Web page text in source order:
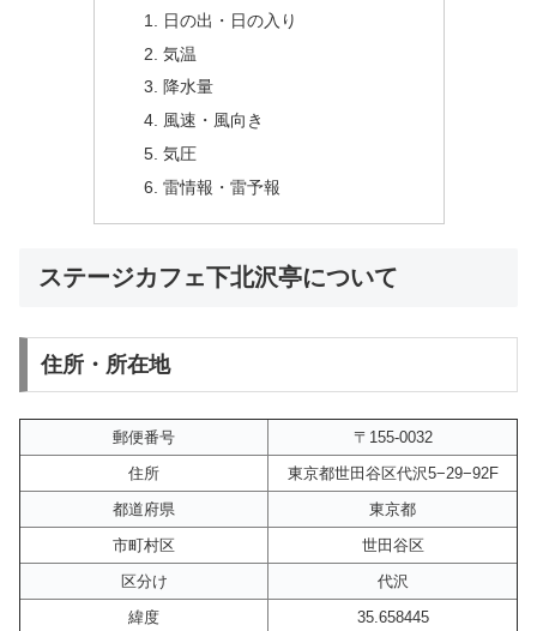
日の出・日の入り
気温
降水量
風速・風向き
気圧
雷情報・雷予報
ステージカフェ下北沢亭について
住所・所在地
郵便番号
〒155-0032
住所
東京都世田谷区代沢5−29−92F
都道府県
東京都
市町村区
世田谷区
区分け
代沢
緯度
35.658445